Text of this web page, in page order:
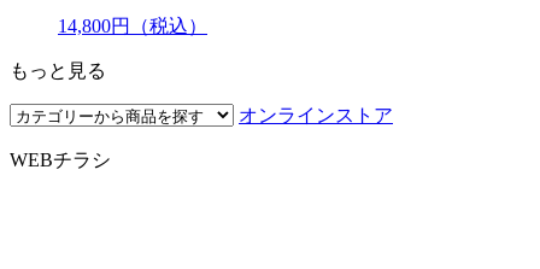
14,800円（税込）
もっと見る
オンラインストア
WEBチラシ